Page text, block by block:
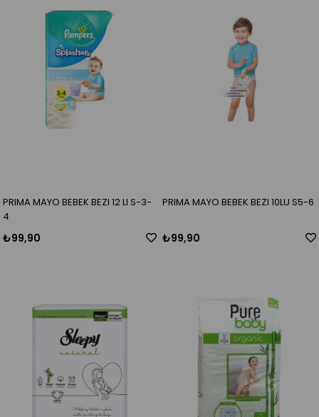
PRIMA MAYO BEBEK BEZI 12 LI S-3-
4
₺99,90
PRIMA MAYO BEBEK BEZI 10LU S5-6
₺99,90